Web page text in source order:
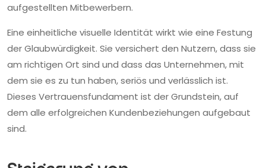
aufgestellten Mitbewerbern.
Eine einheitliche visuelle Identität wirkt wie eine Festung
der Glaubwürdigkeit. Sie versichert den Nutzern, dass sie
am richtigen Ort sind und dass das Unternehmen, mit
dem sie es zu tun haben, seriös und verlässlich ist.
Dieses Vertrauensfundament ist der Grundstein, auf
dem alle erfolgreichen Kundenbeziehungen aufgebaut
sind.